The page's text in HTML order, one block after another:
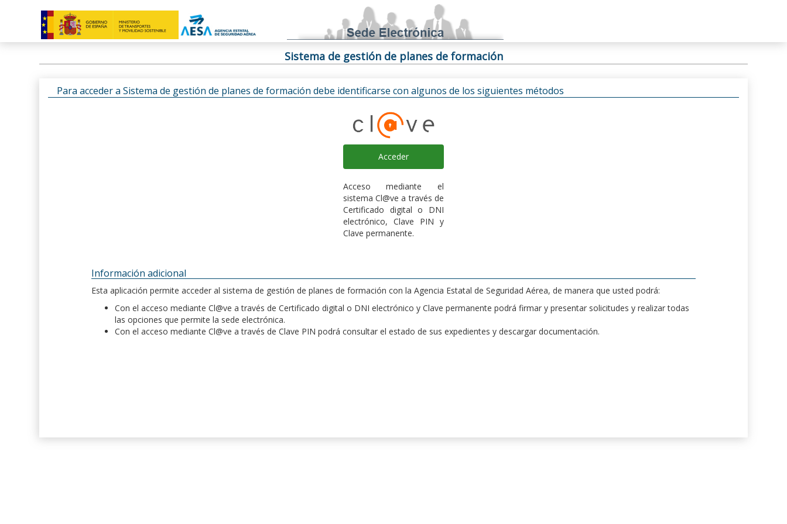
Sistema de gestión de planes de formación
Para acceder a Sistema de gestión de planes de formación debe identificarse con algunos de los siguientes métodos
Acceder
Acceso mediante el
sistema Cl@ve a través de
Certificado digital o DNI
electrónico, Clave PIN y
Clave permanente.
Información adicional
Esta aplicación permite acceder al sistema de gestión de planes de formación con la Agencia Estatal de Seguridad Aérea, de manera que usted podrá:
Con el acceso mediante Cl@ve a través de Certificado digital o DNI electrónico y Clave permanente podrá firmar y presentar solicitudes y realizar todas
las opciones que permite la sede electrónica.
Con el acceso mediante Cl@ve a través de Clave PIN podrá consultar el estado de sus expedientes y descargar documentación.